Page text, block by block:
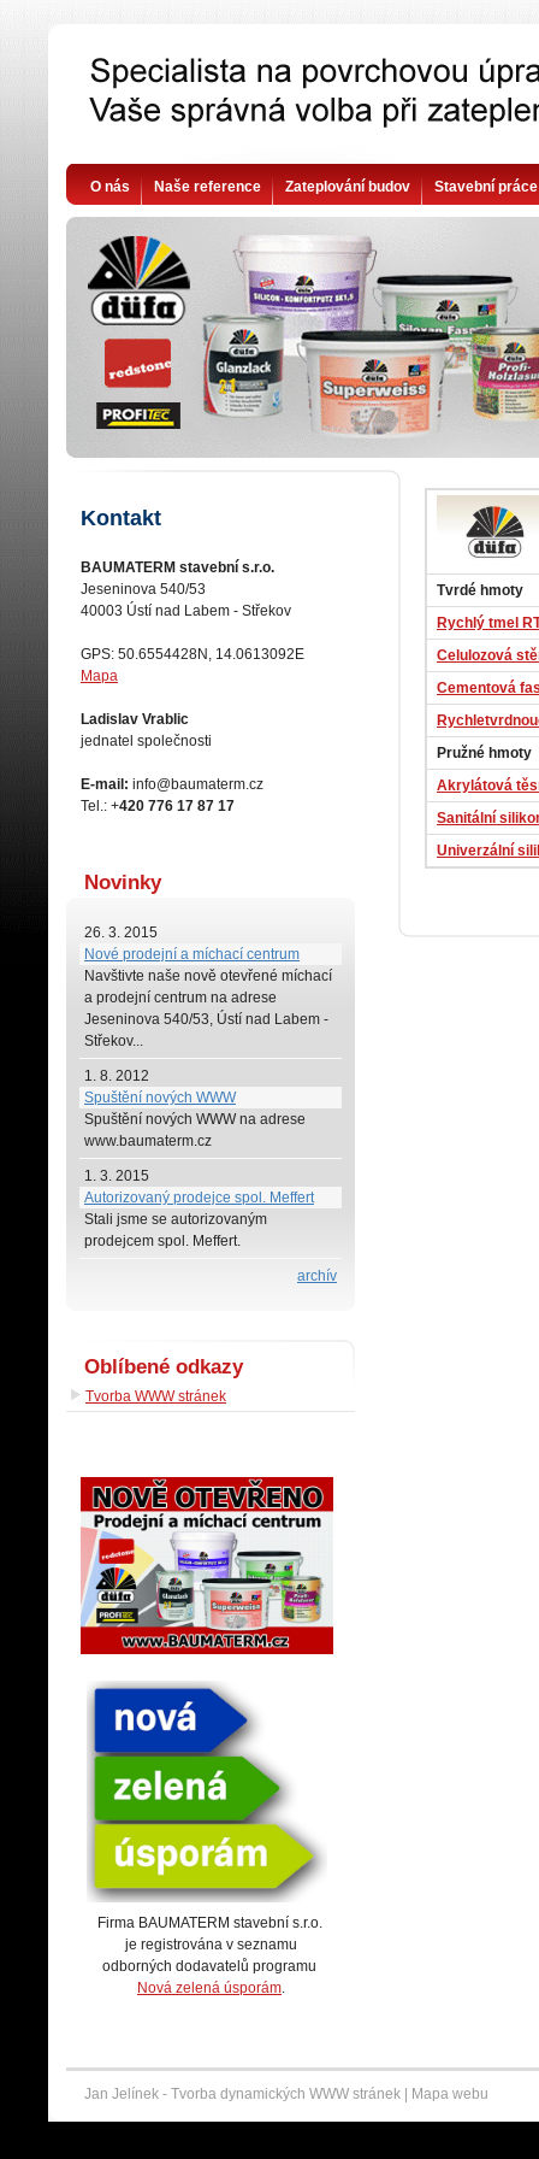
Tvrdé hmoty
Rychlý tmel
Celulozová
Cementová
Pružné hmoty
Akrylátová
Sanitální
Univerzální
Kontakt
BAUMATERM stavební s.r.o.
Jeseninova 540/53
40003 Ústí nad Labem - Střekov
GPS: 50.6554428N, 14.0613092E
Mapa
Ladislav Vrablic
jednatel společnosti
E-mail: info@baumaterm.cz
Tel.: +420 776 17 87 17
Novinky
26. 3. 2015
Nové prodejní a míchací centrum
Navštivte naše nově otevřené míchací
a prodejní centrum na adrese
Jeseninova 540/53, Ústí nad Labem -
Střekov...
1. 8. 2012
Spuštění nových WWW
Spuštění nových WWW na adrese
www.baumaterm.cz
1. 3. 2015
Autorizovaný prodejce spol. Meffert
Stali jsme se autorizovaným
prodejcem spol. Meffert.
archív
Oblíbené odkazy
Tvorba WWW stránek
Firma BAUMATERM stavební s.r.o.
je registrována v seznamu
odborných dodavatelů programu
Nová zelená úsporám.
O nás Naše reference Zateplování budov Stavební práce
Jan Jelínek - Tvorba dynamických WWW stránek Mapa webu